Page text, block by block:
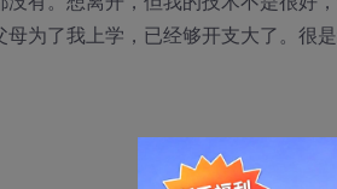
为了我上学，已经够开支大了。很